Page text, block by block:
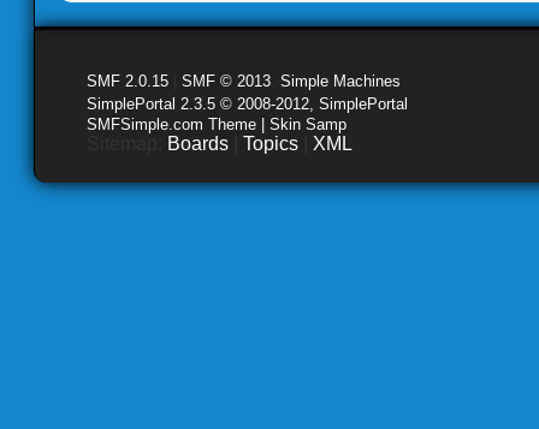
SMF 2.0.15 SMF © 2013 Simple Machines
SimplePortal 2.3.5 © 2008-2012, SimplePortal
SMFSimple.com Theme | Skin Samp
Boards Topics XML